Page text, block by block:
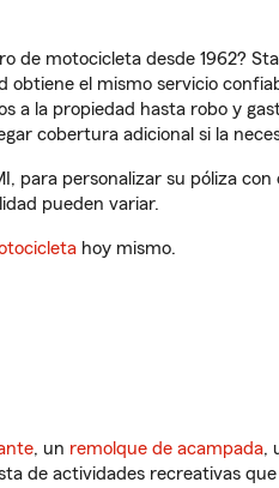
de motocicleta desde 1962?
el mismo servicio
a la propiedad hasta robo y
cobertura adicional si la
para personalizar su póliza
pueden variar.
hoy mismo.
, un remolque de acampada,
de actividades recreativas